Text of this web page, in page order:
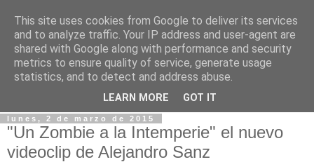
Blog EDM Radio ® ©
Espacio dedicado para las novedades, noticias... de EDM
lunes, 2 de marzo de 2015
"Un Zombie a la Intemperie" el nuevo
videoclip de Alejandro Sanz
This site uses cookies from Google to deliver its services
and to analyze traffic. Your IP address and user-agent are
shared with Google along with performance and security
metrics to ensure quality of service, generate usage
statistics, and to detect and address abuse.
LEARN MORE GOT IT